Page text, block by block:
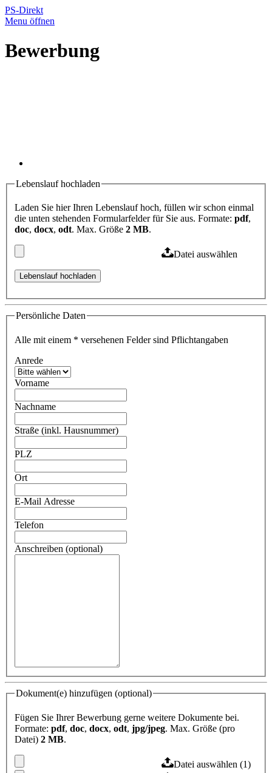
PS-Direkt
Menu öffnen
Bewerbung
Lebenslauf hochladen
Laden Sie hier Ihren Lebenslauf hoch, füllen wir schon einmal
die unten stehenden Formularfelder für Sie aus. Formate: pdf,
doc, docx, odt. Max. Größe 2 MB.
Datei auswählen
Persönliche Daten
Alle mit einem * versehenen Felder sind Pflichtangaben
Anrede
Vorname
Nachname
Straße (inkl. Hausnummer)
PLZ
Ort
E-Mail Adresse
Telefon
Anschreiben (optional)
Dokument(e) hinzufügen (optional)
Fügen Sie Ihrer Bewerbung gerne weitere Dokumente bei.
Formate: pdf, doc, docx, odt, jpg/jpeg. Max. Größe (pro
Datei) 2 MB.
Datei auswählen (1)